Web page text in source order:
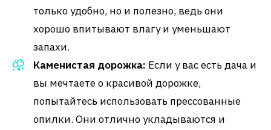
только удобно, но и полезно, ведь они
хорошо впитывают влагу и уменьшают
запахи.
Каменистая дорожка: Если у вас есть дача и
вы мечтаете о красивой дорожке,
попытайтесь использовать прессованные
опилки. Они отлично укладываются и